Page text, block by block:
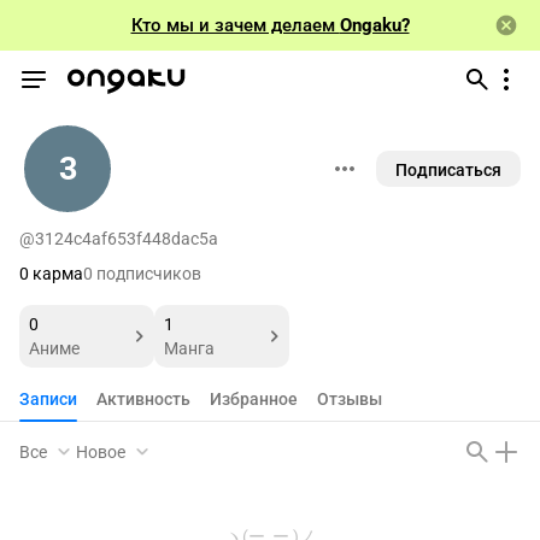
Кто мы и зачем делаем Ongaku?
3 Подписаться
@3124c4af653f448dac5a
0 карма0 подписчиков
0
Аниме
1
Манга
Записи Активность Избранное Отзывы
Все Новое